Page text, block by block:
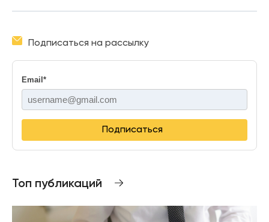
Подписаться на рассылку
Email *
Подписаться
Топ публикаций